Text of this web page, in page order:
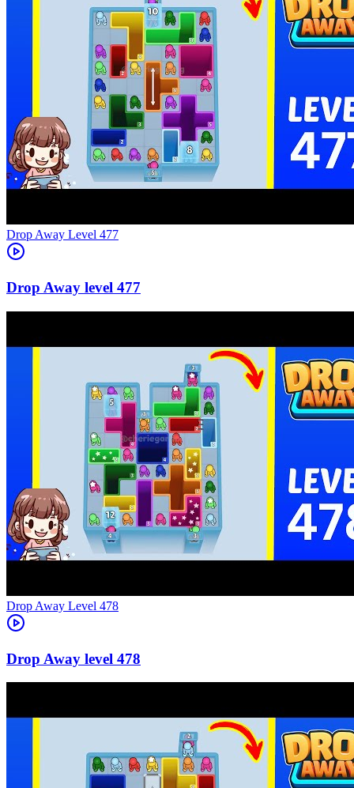
Level 477
477
Level 478
478